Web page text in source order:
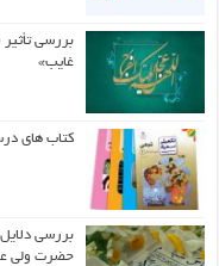
بررسی
غایب»
کتاب های
بررسی
حضرت ولی